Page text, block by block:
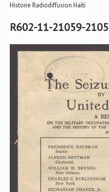
Histoire Radiodiffusion Haïti
R602-11-21059-